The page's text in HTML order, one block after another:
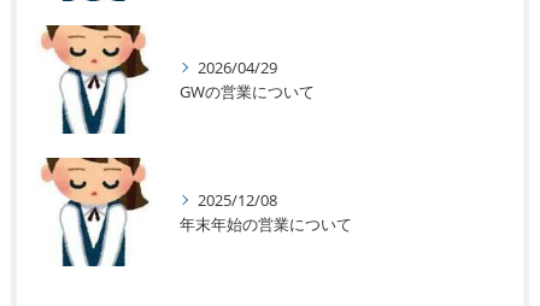
2026/04/29
GWの営業について
2025/12/08
年末年始の営業について